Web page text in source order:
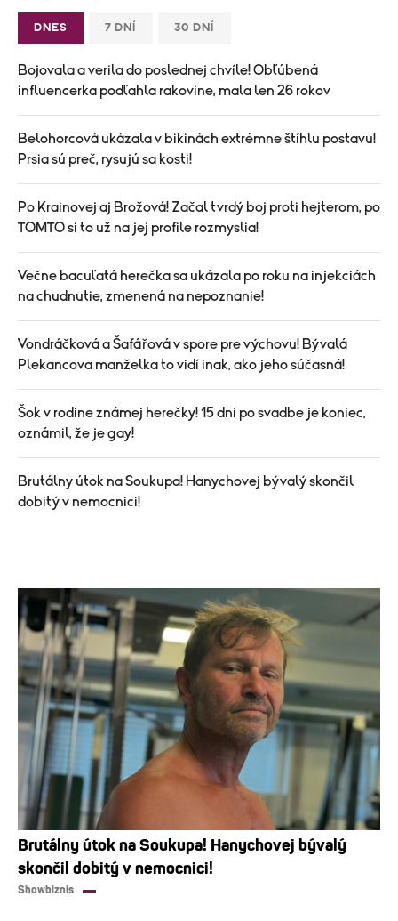
DNES 7 DNÍ 30 DNÍ
Bojovala a verila do poslednej chvíle! Obľúbená
influencerka podľahla rakovine, mala len 26 rokov
Belohorcová ukázala v bikinách extrémne štíhlu postavu!
Prsia sú preč, rysujú sa kosti!
Po Krainovej aj Brožová! Začal tvrdý boj proti hejterom, po
TOMTO si to už na jej profile rozmyslia!
Večne bacuľatá herečka sa ukázala po roku na injekciách
na chudnutie, zmenená na nepoznanie!
Vondráčková a Šafářová v spore pre výchovu! Bývalá
Plekancova manželka to vidí inak, ako jeho súčasná!
Šok v rodine známej herečky! 15 dní po svadbe je koniec,
oznámil, že je gay!
Brutálny útok na Soukupa! Hanychovej bývalý skončil
dobitý v nemocnici!
Brutálny útok na Soukupa! Hanychovej bývalý
skončil dobitý v nemocnici!
Showbiznis